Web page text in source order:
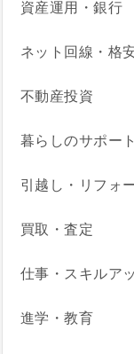
資産運用・銀行
ネット回線・格
不動産投資
暮らしのサポート
引越し・リフォ
買取・査定
仕事・スキルア
進学・教育